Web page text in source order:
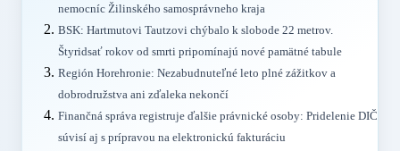
nemocníc Žilinského samosprávneho kraja
BSK: Hartmutovi Tautzovi chýbalo k slobode 22 metrov.
Štyridsať rokov od smrti pripomínajú nové pamätné tabule
Región Horehronie: Nezabudnuteľné leto plné zážitkov a
dobrodružstva ani zďaleka nekončí
Finančná správa registruje ďalšie právnické osoby: Pridelenie DIČ
súvisí aj s prípravou na elektronickú fakturáciu